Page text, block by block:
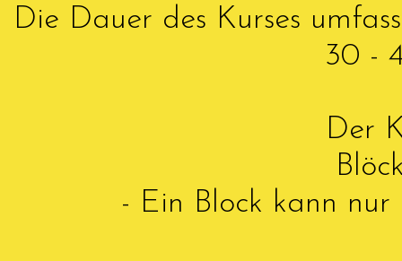
Die Dauer des Kurses
30 -
Der
- Ein Block kann